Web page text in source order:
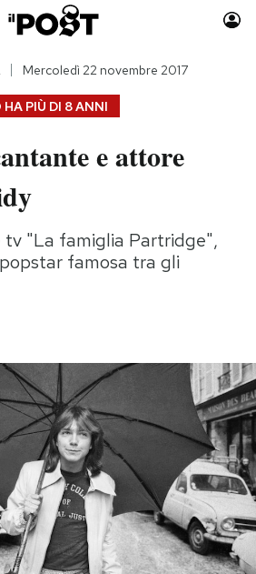
Auto
Moda
Storie/Idee
Ok Boomer!
Mondiali calcio 2026
PIÙ DI 8 ANNI
Mercoledì 22 novembre 2017
e attore
tv "La famiglia Partridge",
famosa tra gli